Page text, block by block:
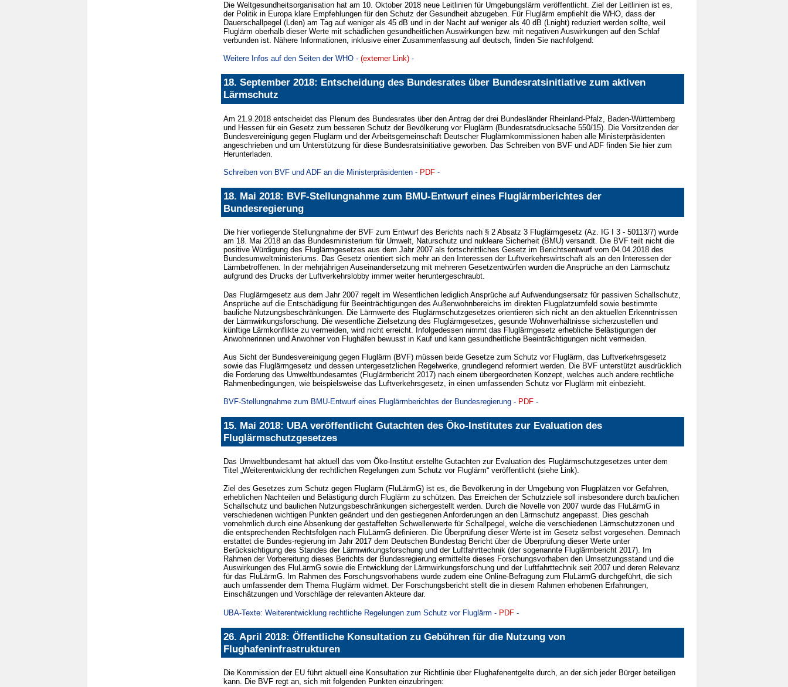
Die Weltgesundheitsorganisation hat am 10. Oktober 2018 neue Leitlinien für Umgebungslärm veröffentlicht. Ziel der Leitlinien ist es,
der Politik in Europa klare Empfehlungen für den Schutz der Gesundheit abzugeben. Für Fluglärm empfiehlt die WHO, dass der
Dauerschallpegel (Lden) am Tag auf weniger als 45 dB und in der Nacht auf weniger als 40 dB (Lnight) reduziert werden sollte, weil
Fluglärm oberhalb dieser Werte mit schädlichen gesundheitlichen Auswirkungen bzw. mit negativen Auswirkungen auf den Schlaf
verbunden ist. Nähere Informationen, inklusive einer Zusammenfassung auf deutsch, finden Sie nachfolgend:
Weitere Infos auf den Seiten der WHO - (externer Link) -
18. September 2018: Entscheidung des Bundesrates über Bundesratsinitiative zum aktiven
Lärmschutz
Am 21.9.2018 entscheidet das Plenum des Bundesrates über den Antrag der drei Bundesländer Rheinland-Pfalz, Baden-Württemberg
und Hessen für ein Gesetz zum besseren Schutz der Bevölkerung vor Fluglärm (Bundesratsdrucksache 550/15). Die Vorsitzenden der
Bundesvereinigung gegen Fluglärm und der Arbeitsgemeinschaft Deutscher Fluglärmkommissionen haben alle Ministerpräsidenten
angeschrieben und um Unterstützung für diese Bundesratsinitiative geworben. Das Schreiben von BVF und ADF finden Sie hier zum
Herunterladen.
Schreiben von BVF und ADF an die Ministerpräsidenten - PDF-
18. Mai 2018: BVF-Stellungnahme zum BMU-Entwurf eines Fluglärmberichtes der
Bundesregierung
Die hier vorliegende Stellungnahme der BVF zum Entwurf des Berichts nach § 2 Absatz 3 Fluglärmgesetz (Az. IG I 3 - 50113/7) wurde
am 18. Mai 2018 an das Bundesministerium für Umwelt, Naturschutz und nukleare Sicherheit (BMU) versandt. Die BVF teilt nicht die
positive Würdigung des Fluglärmgesetzes aus dem Jahr 2007 als fortschrittliches Gesetz im Berichtsentwurf vom 04.04.2018 des
Bundesumweltministeriums. Das Gesetz orientiert sich mehr an den Interessen der Luftverkehrswirtschaft als an den Interessen der
Lärmbetroffenen. In der mehrjährigen Auseinandersetzung mit mehreren Gesetzentwürfen wurden die Ansprüche an den Lärmschutz
aufgrund des Drucks der Luftverkehrslobby immer weiter heruntergeschraubt.
Das Fluglärmgesetz aus dem Jahr 2007 regelt im Wesentlichen lediglich Ansprüche auf Aufwendungsersatz für passiven Schallschutz,
Ansprüche auf die Entschädigung für Beeinträchtigungen des Außenwohnbereichs im direkten Flugplatzumfeld sowie bestimmte
bauliche Nutzungsbeschränkungen. Die Lärmwerte des Fluglärmschutzgesetzes orientieren sich nicht an den aktuellen Erkenntnissen
der Lärmwirkungsforschung. Die wesentliche Zielsetzung des Fluglärmgesetzes, gesunde Wohnverhältnisse sicherzustellen und
künftige Lärmkonflikte zu vermeiden, wird nicht erreicht. Infolgedessen nimmt das Fluglärmgesetz erhebliche Belästigungen der
Anwohnerinnen und Anwohner von Flughäfen bewusst in Kauf und kann gesundheitliche Beeinträchtigungen nicht vermeiden.
Aus Sicht der Bundesvereinigung gegen Fluglärm (BVF) müssen beide Gesetze zum Schutz vor Fluglärm, das Luftverkehrsgesetz
sowie das Fluglärmgesetz und dessen untergesetzlichen Regelwerke, grundlegend reformiert werden. Die BVF unterstützt ausdrücklich
die Forderung des Umweltbundesamtes (Fluglärmbericht 2017) nach einem übergeordneten Konzept, welches auch andere rechtliche
Rahmenbedingungen, wie beispielsweise das Luftverkehrsgesetz, in einen umfassenden Schutz vor Fluglärm mit einbezieht.
BVF-Stellungnahme zum BMU-Entwurf eines Fluglärmberichtes der Bundesregierung - PDF-
15. Mai 2018: UBA veröffentlicht Gutachten des Öko-Institutes zur Evaluation des
Fluglärmschutzgesetzes
Das Umweltbundesamt hat aktuell das vom Öko-Institut erstellte Gutachten zur Evaluation des Fluglärmschutzgesetzes unter dem
Titel „Weiterentwicklung der rechtlichen Regelungen zum Schutz vor Fluglärm“ veröffentlicht (siehe Link).
Ziel des Gesetzes zum Schutz gegen Fluglärm (FluLärmG) ist es, die Bevölkerung in der Umgebung von Flugplätzen vor Gefahren,
erheblichen Nachteilen und Belästigung durch Fluglärm zu schützen. Das Erreichen der Schutzziele soll insbesondere durch baulichen
Schallschutz und baulichen Nutzungsbeschränkungen sichergestellt werden. Durch die Novelle von 2007 wurde das FluLärmG in
verschiedenen wichtigen Punkten geändert und den gestiegenen Anforderungen an den Lärmschutz angepasst. Dies geschah
vornehmlich durch eine Absenkung der gestaffelten Schwellenwerte für Schallpegel, welche die verschiedenen Lärmschutzzonen und
die entsprechenden Rechtsfolgen nach FluLärmG definieren. Die Überprüfung dieser Werte ist im Gesetz selbst vorgesehen. Demnach
erstattet die Bundes-regierung im Jahr 2017 dem Deutschen Bundestag Bericht über die Überprüfung dieser Werte unter
Berücksichtigung des Standes der Lärmwirkungsforschung und der Luftfahrttechnik (der sogenannte Fluglärmbericht 2017). Im
Rahmen der Vorbereitung dieses Berichts der Bundesregierung ermittelte dieses Forschungsvorhaben den Umsetzungsstand und die
Auswirkungen des FluLärmG sowie die Entwicklung der Lärmwirkungsforschung und der Luftfahrttechnik seit 2007 und deren Relevanz
für das FluLärmG. Im Rahmen des Forschungsvorhabens wurde zudem eine Online-Befragung zum FluLärmG durchgeführt, die sich
auch umfassender dem Thema Fluglärm widmet. Der Forschungsbericht stellt die in diesem Rahmen erhobenen Erfahrungen,
Einschätzungen und Vorschläge der relevanten Akteure dar.
UBA-Texte: Weiterentwicklung rechtliche Regelungen zum Schutz vor Fluglärm - PDF-
26. April 2018: Öffentliche Konsultation zu Gebühren für die Nutzung von
Flughafeninfrastrukturen
Die Kommission der EU führt aktuell eine Konsultation zur Richtlinie über Flughafenentgelte durch, an der sich jeder Bürger beteiligen
kann. Die BVF regt an, sich mit folgenden Punkten einzubringen: